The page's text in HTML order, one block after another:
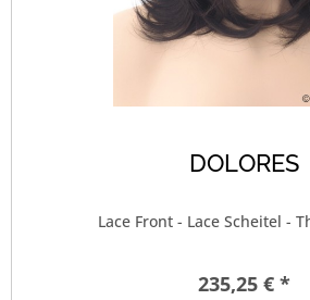
DOLORES
Lace Front - Lace Scheitel -
235,25 € *